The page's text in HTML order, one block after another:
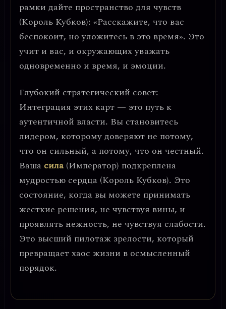
рамки дайте пространство для чувств
(Король Кубков): «Расскажите, что вас
беспокоит, но уложитесь в это время». Это
учит и вас, и окружающих уважать
одновременно и время, и эмоции.
Глубокий стратегический совет:
Интеграция этих карт — это путь к
аутентичной власти. Вы становитесь
лидером, которому доверяют не потому,
что он сильный, а потому, что он честный.
Ваша сила(Император) подкреплена
мудростью сердца (Король Кубков). Это
состояние, когда вы можете принимать
жесткие решения, не чувствуя вины, и
проявлять нежность, не чувствуя слабости.
Это высший пилотаж зрелости, который
превращает хаос жизни в осмысленный
порядок.